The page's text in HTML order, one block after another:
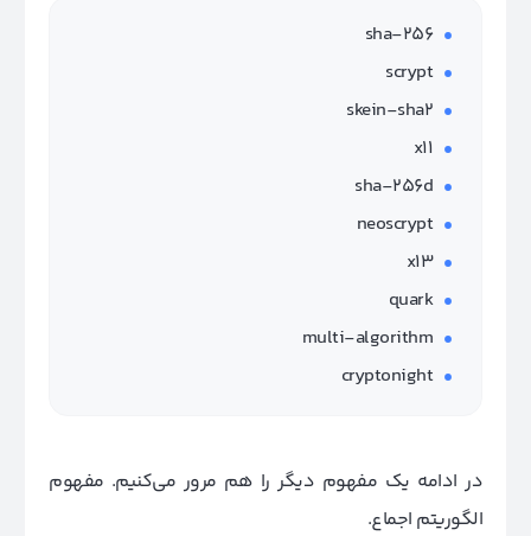
sha-256
scrypt
skein-sha2
x11
sha-256d
neoscrypt
x13
quark
multi-algorithm
cryptonight
در ادامه یک مفهوم دیگر را هم مرور می‌کنیم. مفهوم
الگوریتم اجماع.